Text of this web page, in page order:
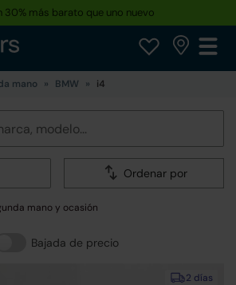
30% más barato que uno nuevo
mano BMW i4
Ordenar por
mano y ocasión
Bajada de precio
2 días